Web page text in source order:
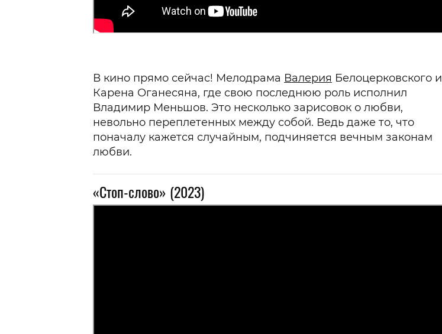
В кино прямо сейчас! Мелодрама Валерия Белоцерковского и
Карена Оганесяна, где свою последнюю роль исполнил
Владимир Меньшов. Это несколько зарисовок о любви,
невольно переплетенных между собой. Ведь даже то, что
поначалу кажется случайным, подчиняется вечным законам
любви.
«Стоп-слово» (2023)